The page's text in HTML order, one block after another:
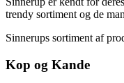
trendy sortiment og de
Sinnerups sortiment af
Kop og Kande